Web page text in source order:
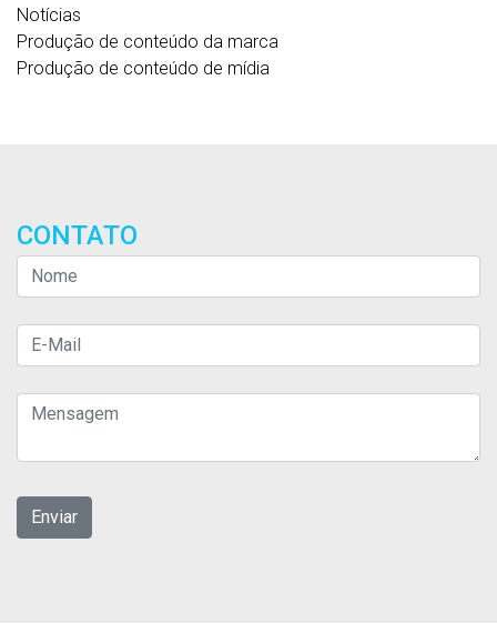
Notícias
Produção de conteúdo da marca
Produção de conteúdo de mídia
CONTATO